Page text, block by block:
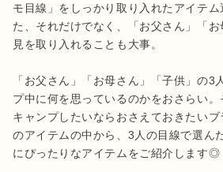
モ目線」をしっかり取り入れたアイテム
た、それだけでなく、「お父さん」「
見を取り入れることも大事。
「お父さん」「お母さん」「子供」の3
プ中に何を思っているのかをおさらい
キャンプしたいならおさえておきたいブ
のアイテムの中から、3人の目線で選ん
にぴったりなアイテムをご紹介します◎